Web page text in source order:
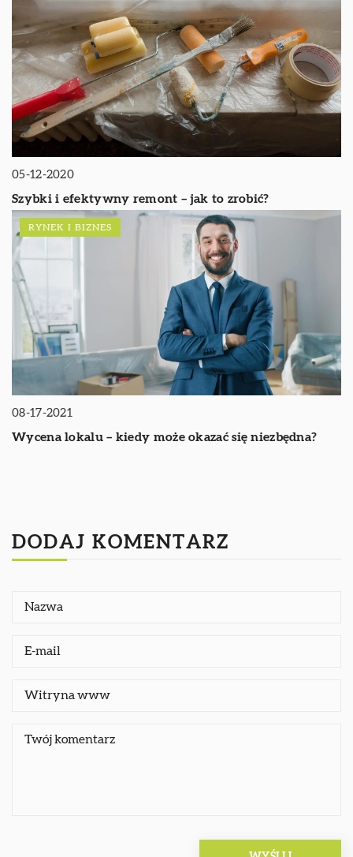
05-12-2020
Szybki i efektywny remont – jak to zrobić?
RYNEK I BIZNES
08-17-2021
Wycena lokalu – kiedy może okazać się niezbędna?
DODAJ KOMENTARZ